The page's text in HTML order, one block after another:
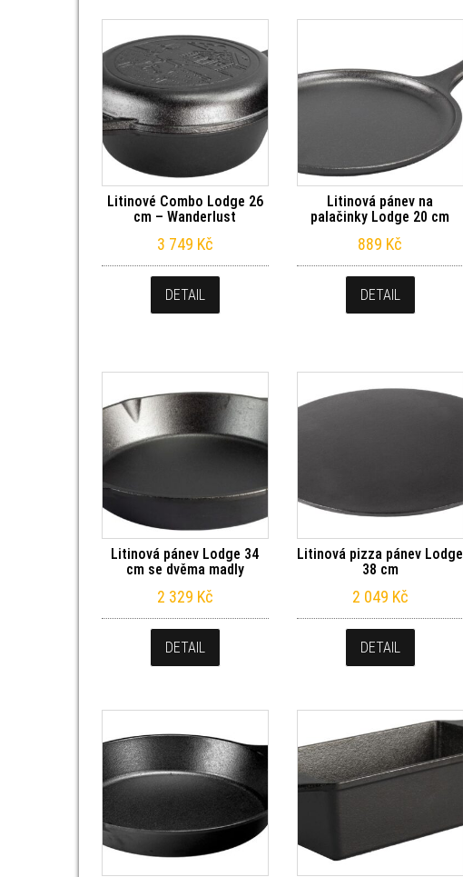
Litinové Combo Lodge 26
cm – Wanderlust
3 749 Kč
DETAIL
Litinová pánev na
palačinky Lodge 20 cm
889 Kč
DETAIL
Litinová pánev Lodge 34
cm se dvěma madly
2 329 Kč
DETAIL
Litinová pizza pánev Lodge
38 cm
2 049 Kč
DETAIL